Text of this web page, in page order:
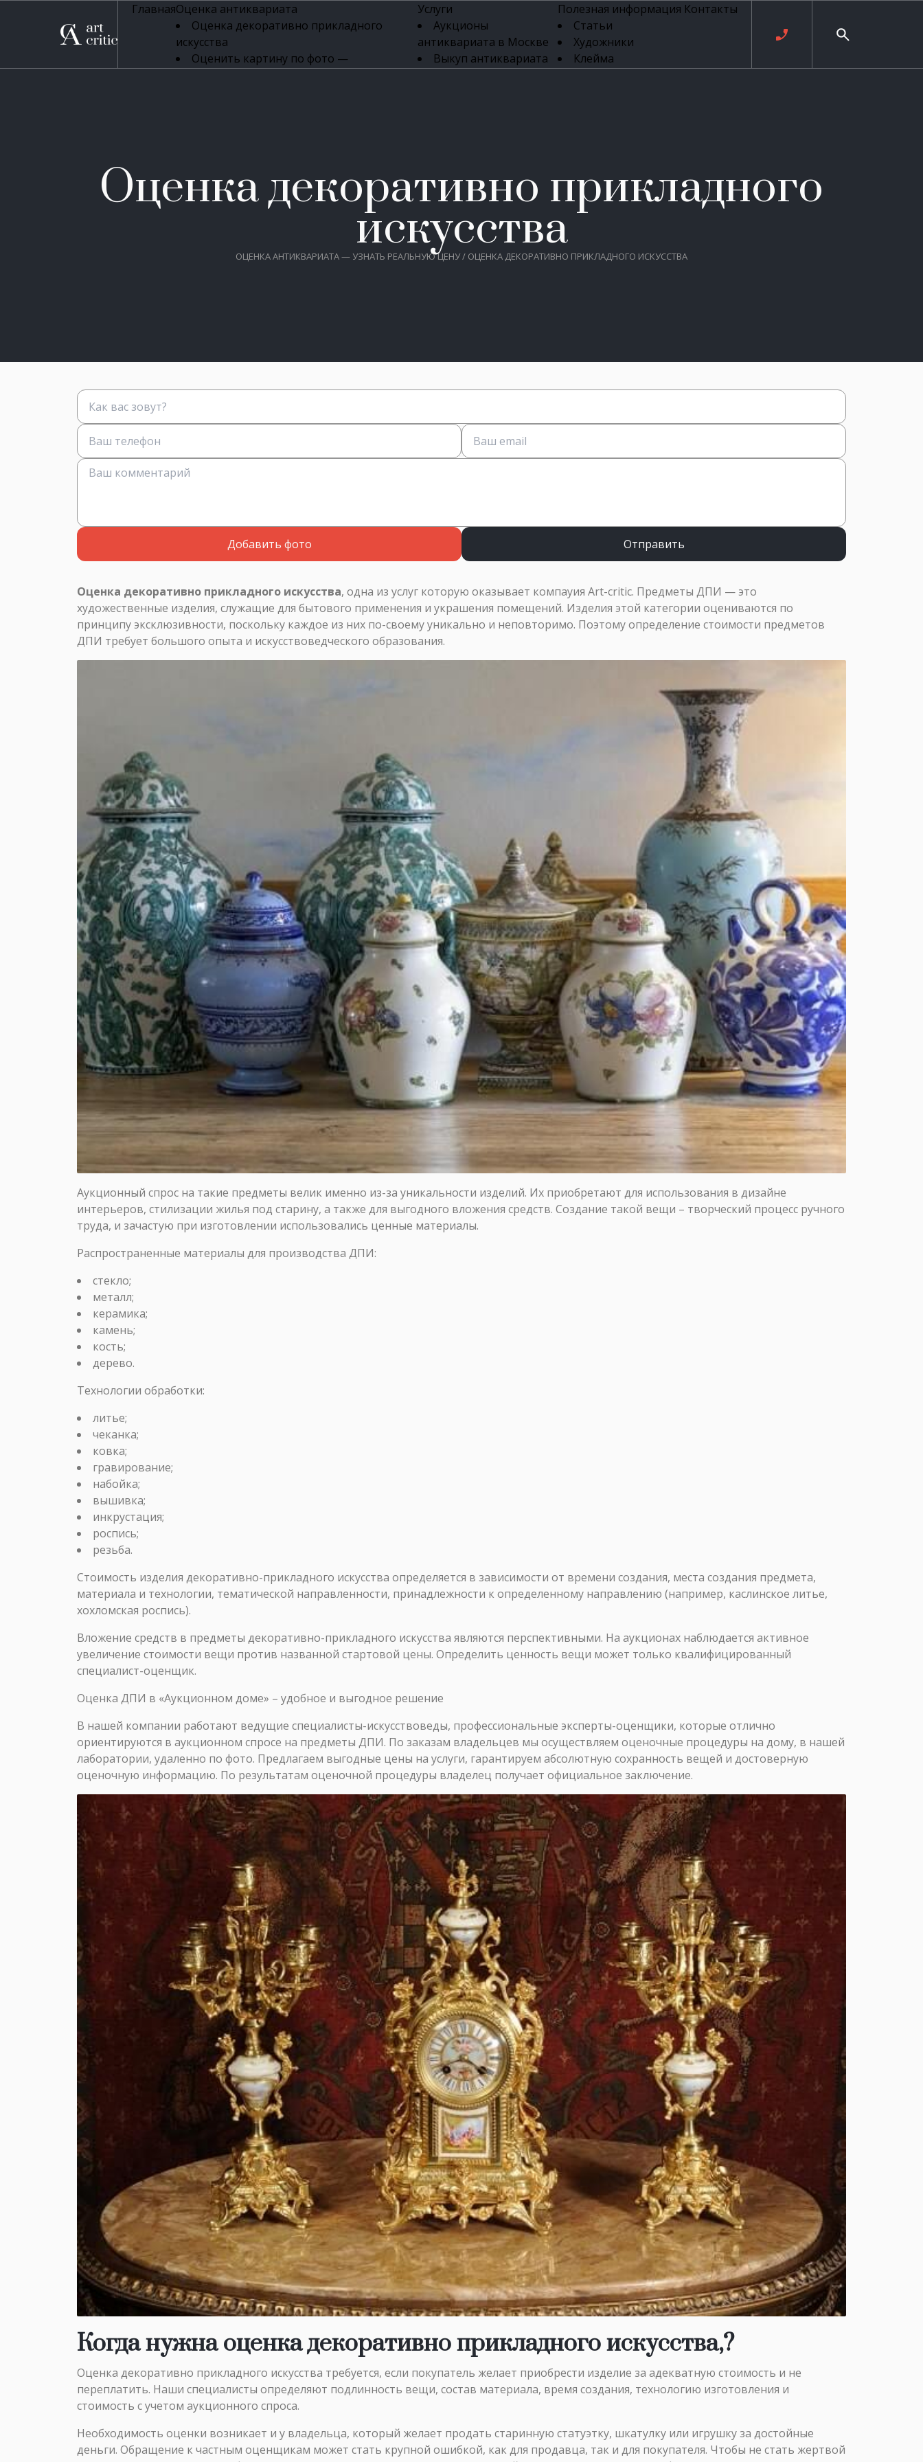
ГлавнаяОценка антиквариата
Оценка декоративно прикладного
искусства
Оценить картину по фото —
Оценка книг
Оценка бронзовых изделий
Услуги
Аукционы
антиквариата в Москве
Выкуп антиквариата
Скупка антикварной
Скупка антикварных
часов
Продать старинные
Полезная информация
Статьи
Художники
Клейма
Ювелирные
Контакты
Оценка декоративно прикладного
искусства
ОЦЕНКА АНТИКВАРИАТА — УЗНАТЬ РЕАЛЬНУЮ ЦЕНУ/ ОЦЕНКА ДЕКОРАТИВНО ПРИКЛАДНОГО ИСКУССТВА
Добавить фото Отправить
Оценка декоративно прикладного искусства, одна из услуг которую оказывает компаyия Art-critic. Предметы ДПИ — это
художественные изделия, служащие для бытового применения и украшения помещений. Изделия этой категории оцениваются по
принципу эксклюзивности, поскольку каждое из них по-своему уникально и неповторимо. Поэтому определение стоимости предметов
ДПИ требует большого опыта и искусствоведческого образования.
Аукционный спрос на такие предметы велик именно из-за уникальности изделий. Их приобретают для использования в дизайне
интерьеров, стилизации жилья под старину, а также для выгодного вложения средств. Создание такой вещи – творческий процесс ручного
труда, и зачастую при изготовлении использовались ценные материалы.
Распространенные материалы для производства ДПИ:
стекло;
металл;
керамика;
камень;
кость;
дерево.
Технологии обработки:
литье;
чеканка;
ковка;
гравирование;
набойка;
вышивка;
инкрустация;
роспись;
резьба.
Стоимость изделия декоративно-прикладного искусства определяется в зависимости от времени создания, места создания предмета,
материала и технологии, тематической направленности, принадлежности к определенному направлению (например, каслинское литье,
хохломская роспись).
Вложение средств в предметы декоративно-прикладного искусства являются перспективными. На аукционах наблюдается активное
увеличение стоимости вещи против названной стартовой цены. Определить ценность вещи может только квалифицированный
специалист-оценщик.
Оценка ДПИ в «Аукционном доме» – удобное и выгодное решение
В нашей компании работают ведущие специалисты-искусствоведы, профессиональные эксперты-оценщики, которые отлично
ориентируются в аукционном спросе на предметы ДПИ. По заказам владельцев мы осуществляем оценочные процедуры на дому, в нашей
лаборатории, удаленно по фото. Предлагаем выгодные цены на услуги, гарантируем абсолютную сохранность вещей и достоверную
оценочную информацию. По результатам оценочной процедуры владелец получает официальное заключение.
Когда нужна оценка декоративно прикладного искусства,?
Оценка декоративно прикладного искусства требуется, если покупатель желает приобрести изделие за адекватную стоимость и не
переплатить. Наши специалисты определяют подлинность вещи, состав материала, время создания, технологию изготовления и
стоимость с учетом аукционного спроса.
Необходимость оценки возникает и у владельца, который желает продать старинную статуэтку, шкатулку или игрушку за достойные
деньги. Обращение к частным оценщикам может стать крупной ошибкой, как для продавца, так и для покупателя. Чтобы не стать жертвой